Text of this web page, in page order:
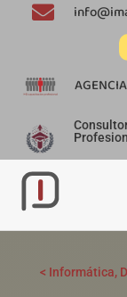

< Informática,